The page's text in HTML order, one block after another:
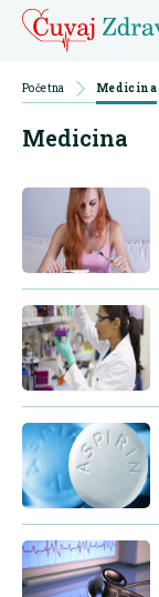
Početna Medicina
Medicina